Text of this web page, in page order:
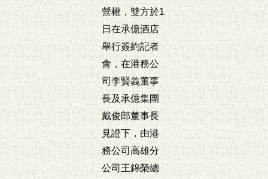
營權，雙方於1
日在承億酒店
舉行簽約記者
會，在港務公
司李賢義董事
長及承億集團
戴俊郎董事長
見證下，由港
務公司高雄分
公司王錦榮總